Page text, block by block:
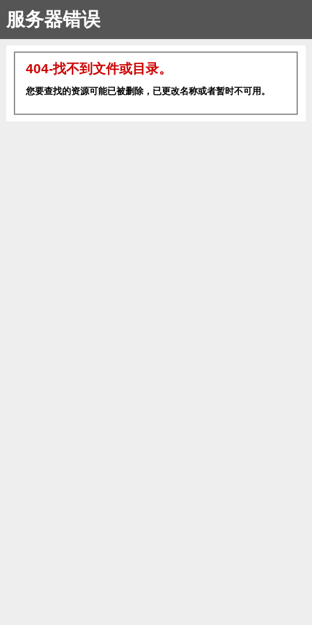
服务器错误
404-找不到文件或目录。
您要查找的资源可能已被删除，已更改名称或者暂时不可用。